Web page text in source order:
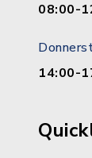
08:00-
14:00-